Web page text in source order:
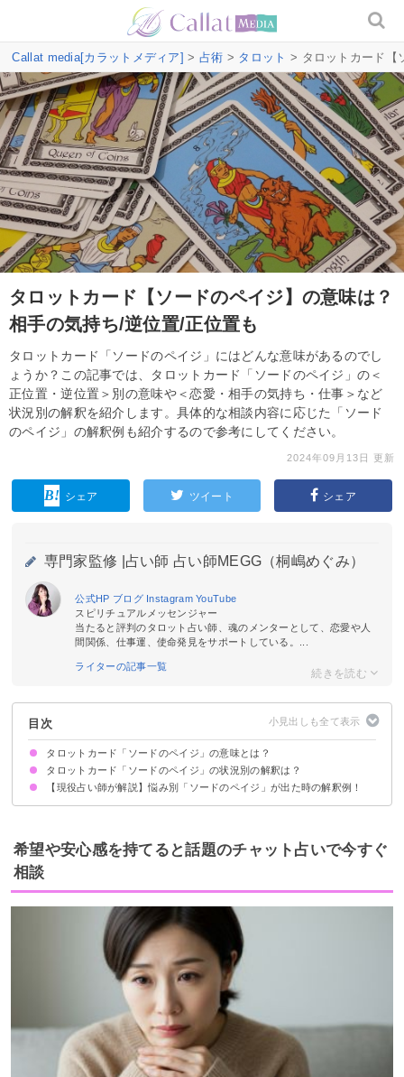
Callat media[カラットメディア] > 占術 > タロット > タロットカード【
タロットカード【ソードのペイジ】の意味は？
相手の気持ち/逆位置/正位置も
タロットカード「ソードのペイジ」にはどんな意味があるのでし
ょうか？この記事では、タロットカード「ソードのペイジ」の＜
正位置・逆位置＞別の意味や＜恋愛・相手の気持ち・仕事＞など
状況別の解釈を紹介します。具体的な相談内容に応じた「ソード
のペイジ」の解釈例も紹介するので参考にしてください。
2024年09月13日 更新
シェア ツイート シェア
専門家監修 | 占い師 占い師MEGG（桐嶋めぐみ）
公式HP ブログ InstagramYouTube
スピリチュアルメッセンジャー
当たると評判のタロット占い師、魂のメンターとして、恋愛や人
間関係、仕事運、使命発見をサポートしている。...
ライターの記事一覧
目次
タロットカード「ソードのペイジ」の意味とは？
絵柄の示す意味
正位置が出た時の基本的な意味・解釈
逆位置が出た時の基本的な意味・解釈
タロットカード「ソードのペイジ」の状況別の解釈は？
恋愛｜正位置が出た時
恋愛｜逆位置が出た時
相手の気持ち｜正位置が出た時
相手の気持ち｜逆位置が出た時
復縁｜正位置が出た時
復縁｜逆位置が出た時
片思いの未来｜正位置が出た時
片思いの未来｜逆位置が出た時
仕事｜正位置が出た時
仕事｜逆位置が出た時
人間関係｜正位置が出た時
人間関係｜逆位置が出た時
金運｜正位置が出た時
金運｜逆位置が出た時
【現役占い師が解説】悩み別「ソードのペイジ」が出た時の解釈例！
別れた彼氏との復縁について
片思いの行方について
仕事と生活の悩みについて
希望や安心感を持てると話題のチャット占いで今すぐ
相談